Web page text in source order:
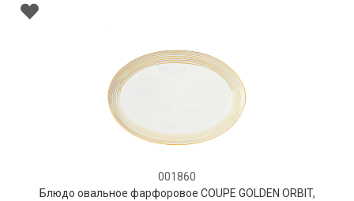
001860
Блюдо овальное фарфоровое COUPE GOLDEN ORBIT,